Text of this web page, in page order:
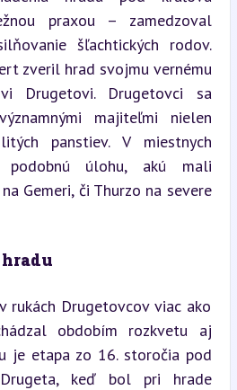
praxou – zamedzoval
šľachtických rodov.
zveril hrad svojmu vernému
Drugetovi. Drugetovci sa
majiteľmi nielen
panstiev. V miestnych
podobnú úlohu, akú mali
Gemeri, či Thurzo na severe
hradu
rukách Drugetovcov viac ako
obdobím rozkvetu aj
je etapa zo 16. storočia pod
keď bol pri hrade